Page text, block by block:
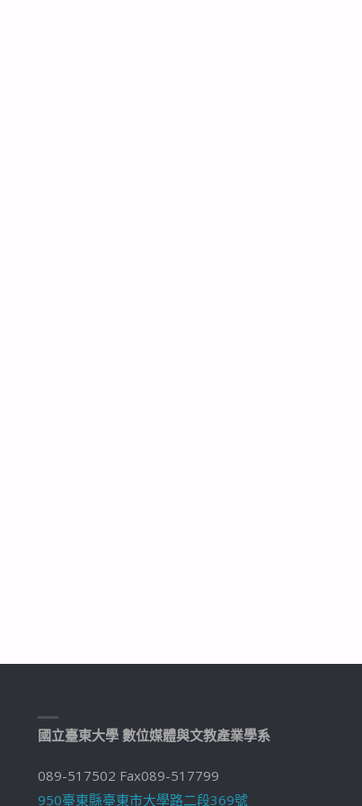
國立臺東大學 數位媒體與文教產業學系
089-517502 Fax089-517799
950臺東縣臺東市大學路二段369號